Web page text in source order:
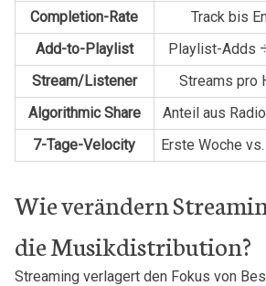
Completion-Rate
Track bis
Add-to-Playlist
Playlist-Adds
Stream/Listener
Streams pro
Algorithmic Share
Anteil⁣ aus‍
7-Tage-Velocity
Erste Woche
Wie verändern
die Musikdistribution?
Streaming verlagert den⁤ Fokus von